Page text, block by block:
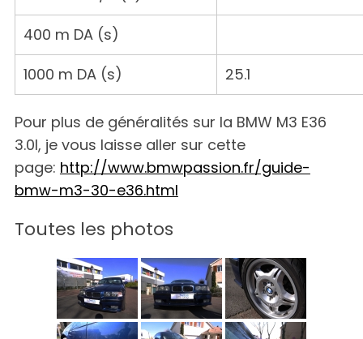
400 m DA (s)
1000 m DA (s)
25.1
Pour plus de généralités sur la BMW M3 E36
3.0l, je vous laisse aller sur cette
page: http://www.bmwpassion.fr/guide-
bmw-m3-30-e36.html
Toutes les photos